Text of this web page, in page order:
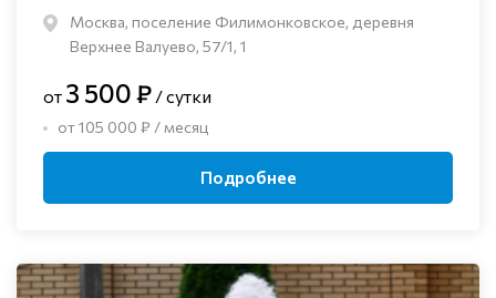
Москва, поселение Филимонковское, деревня
Верхнее Валуево, 57/1, 1
от 3 500 ₽ / сутки
от 105 000 ₽ / месяц
Подробнее